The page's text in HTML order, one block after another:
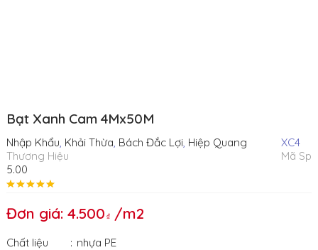
Bạt Xanh Cam 4Mx50M
Nhập Khẩu, Khải Thừa, Bách Đắc Lợi, Hiệp Quang
Thương Hiệu
XC4
Mã Sp
5.00
Đơn giá: 4.500 /m2
Chất liệu
nhựa PE